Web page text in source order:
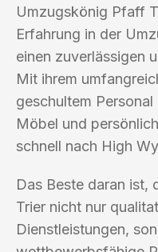
Umzugskönig Pfaff
Erfahrung in der
einen zuverlässigen
Mit ihrem
geschultem
Möbel und
schnell nach High
Das Beste daran ist,
Trier nicht nur
Dienstleistungen,